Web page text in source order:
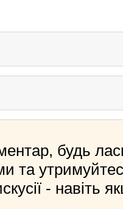
будь
та
- навіть